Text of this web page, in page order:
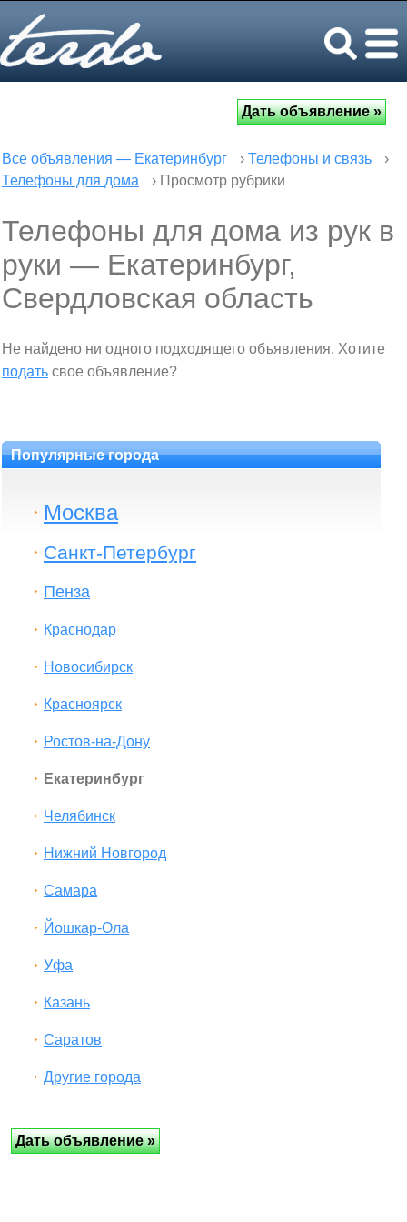
Все объявления — Екатеринбург › Телефоны и связь
›
Телефоны для дома
› Просмотр рубрики
Телефоны для дома из рук в
руки — Екатеринбург,
Свердловская область
Не найдено ни одного подходящего объявления. Хотите
подать свое объявление?
Популярные города
Москва
Санкт-Петербург
Пенза
Краснодар
Новосибирск
Красноярск
Ростов-на-Дону
Екатеринбург
Челябинск
Нижний Новгород
Самара
Йошкар-Ола
Уфа
Казань
Саратов
Другие города